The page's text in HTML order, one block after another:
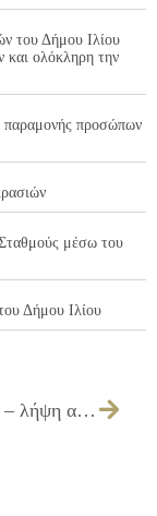
του Δήμου Ιλίου
και ολόκληρη την
παραμονής προσώπων
μέσω του
Δήμου Ιλίου
463/2025 – λήψη απόφασης για την αναπροσαρμογή ή μη των τελών χρήσης κοινόχρηστων χώρων του Δήμου Ιλίου για το έτος 2026